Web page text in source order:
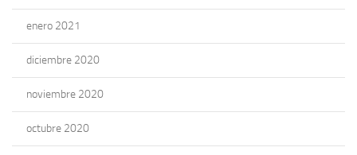
enero 2021
diciembre 2020
noviembre 2020
octubre 2020